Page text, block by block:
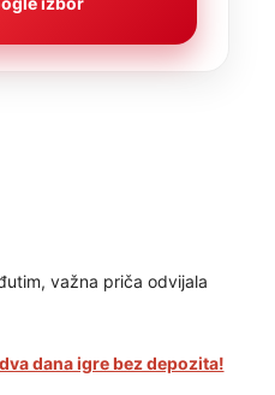
važna priča odvijala
dana igre bez depozita!